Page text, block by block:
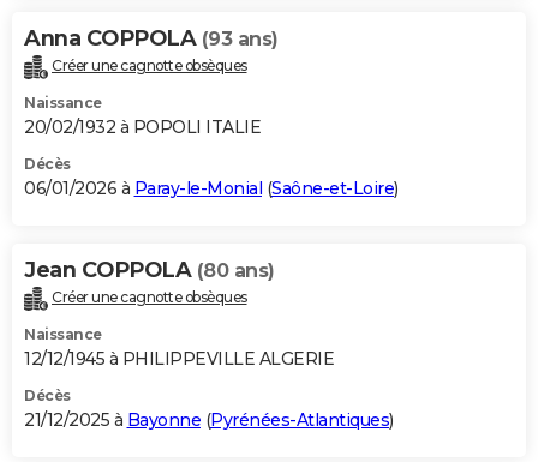
Anna COPPOLA (93 ans)
Créer une cagnotte obsèques
Naissance
20/02/1932 à POPOLI ITALIE
Décès
06/01/2026 à Paray-le-Monial (Saône-et-Loire)
Jean COPPOLA (80 ans)
Créer une cagnotte obsèques
Naissance
12/12/1945 à PHILIPPEVILLE ALGERIE
Décès
21/12/2025 à Bayonne (Pyrénées-Atlantiques)